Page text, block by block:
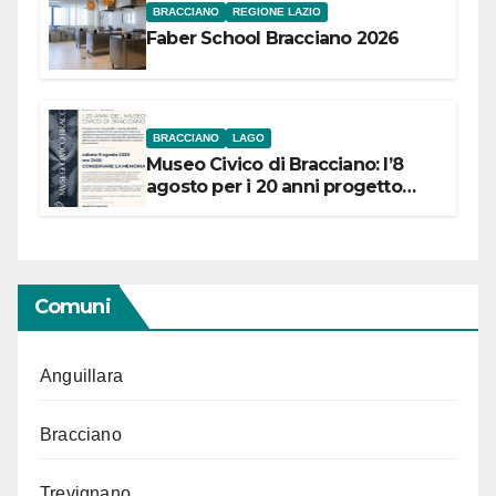
BRACCIANO REGIONE LAZIO
Faber School Bracciano 2026
BRACCIANO LAGO
Museo Civico di Bracciano: l’8
agosto per i 20 anni progetto
Comuni
Anguillara
Bracciano